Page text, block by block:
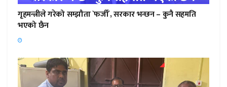
गृहमन्त्रीले गरेको सम्झौता `फर्जी´, सरकार भन्छन – कुनै सहमति
भएको छैन